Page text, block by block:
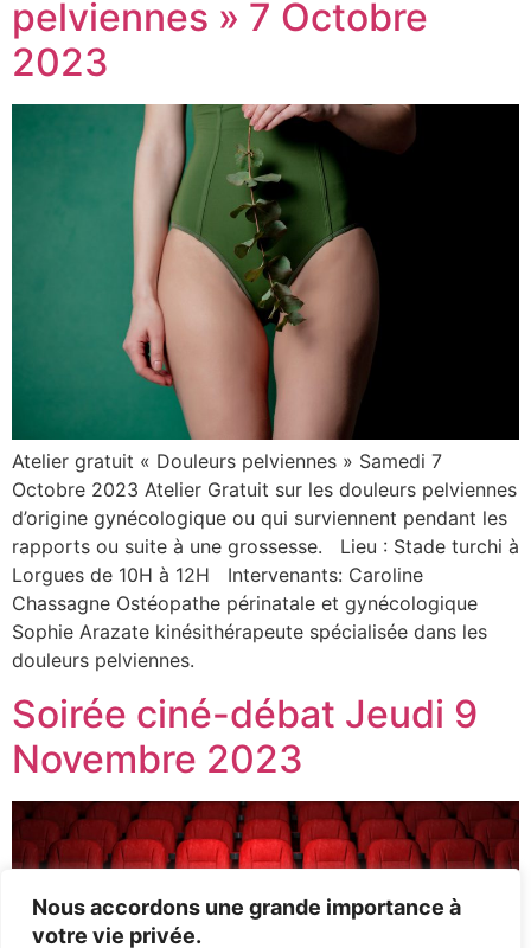
Nous accordons une grande importance à
votre vie privée.
pelviennes » 7 Octobre
2023
Atelier gratuit « Douleurs pelviennes » Samedi 7
Octobre 2023 Atelier Gratuit sur les douleurs pelviennes
d’origine gynécologique ou qui surviennent pendant les
rapports ou suite à une grossesse. Lieu : Stade turchi à
Lorgues de 10H à 12H Intervenants: Caroline
Chassagne Ostéopathe périnatale et gynécologique
Sophie Arazate kinésithérapeute spécialisée dans les
douleurs pelviennes.
Soirée ciné-débat Jeudi 9
Novembre 2023